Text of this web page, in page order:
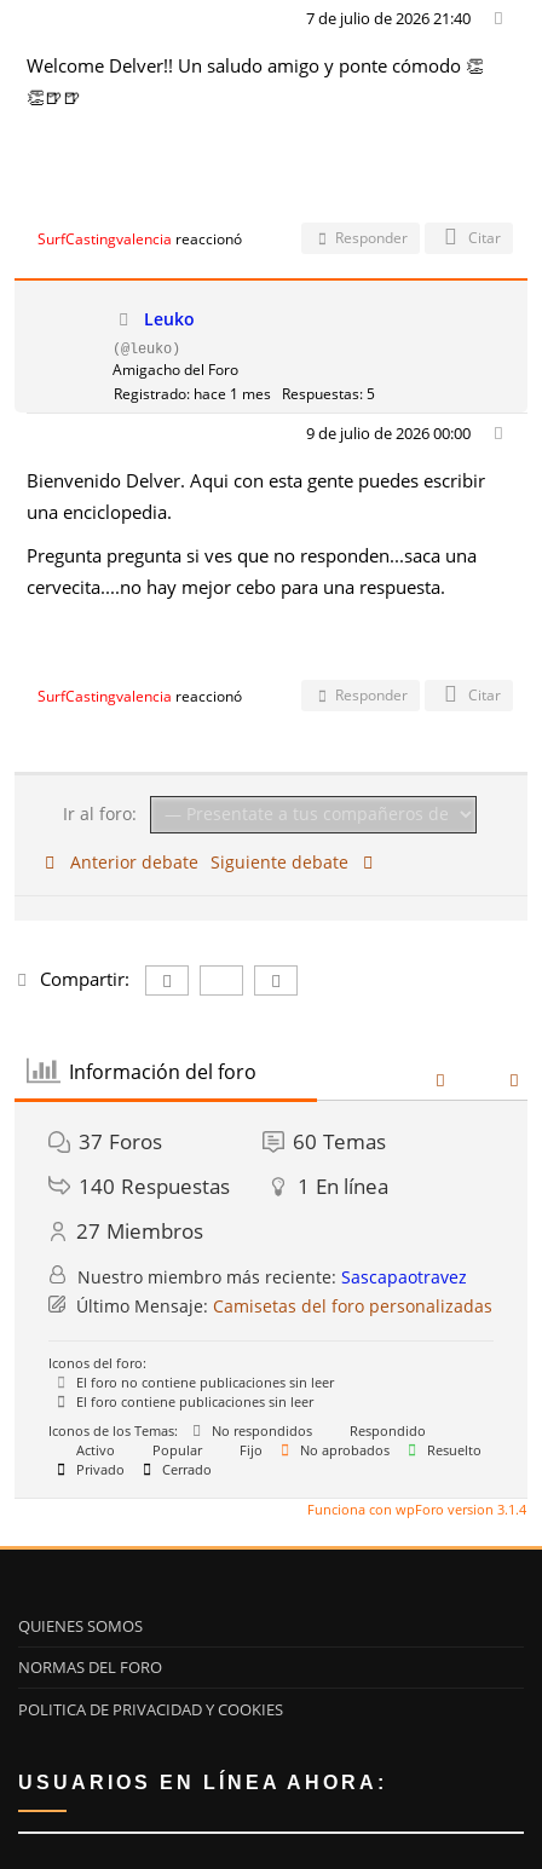
7 de julio de 2026 21:40
Welcome Delver!! Un saludo amigo y ponte cómodo 👏
👏🍺🍺
SurfCastingvalencia reaccionó Responder Citar
Leuko
(@leuko)
Amigacho del Foro
Registrado: hace 1 mes Respuestas: 5
9 de julio de 2026 00:00
Bienvenido Delver. Aqui con esta gente puedes escribir
una enciclopedia.
Pregunta pregunta si ves que no responden...saca una
cervecita....no hay mejor cebo para una respuesta.
SurfCastingvalencia reaccionó Responder Citar
Ir al foro:
Anterior debate Siguiente debate
Compartir:
Información del foro
37 Foros 60 Temas
140 Respuestas 1 En línea
27 Miembros
Nuestro miembro más reciente:Sascapaotravez
Último Mensaje:Camisetas del foro personalizadas
Iconos del foro:
El foro no contiene publicaciones sin leer
El foro contiene publicaciones sin leer
Iconos de los Temas:
No respondidos
Respondido
Activo
Popular Fijo No aprobados
Resuelto
Privado
Cerrado
Funciona con wpForo version 3.1.4
QUIENES SOMOS
NORMAS DEL FORO
POLITICA DE PRIVACIDAD Y COOKIES
USUARIOS EN LÍNEA AHORA: